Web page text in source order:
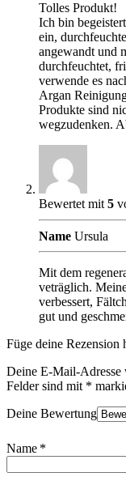
Tolles Produkt!
Ich bin
ein,
angewandt und
durchfeuchtet,
verwende es
Argan
Produkte sind
wegzudenken.
Bewertet mit5
Name Ursula
Mit dem
veträglich.
verbessert,
gut und
Füge deine Rezension
Deine E-Mail-
Felder sind mit *
Deine Bewertung
Name *